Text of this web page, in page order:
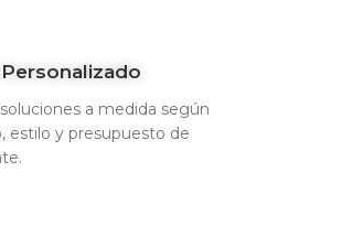
a medida según
estilo y presupuesto de